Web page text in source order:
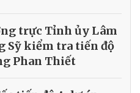
trực Tỉnh ủy Lâm
Sỹ kiểm tra tiến độ
Phan Thiết